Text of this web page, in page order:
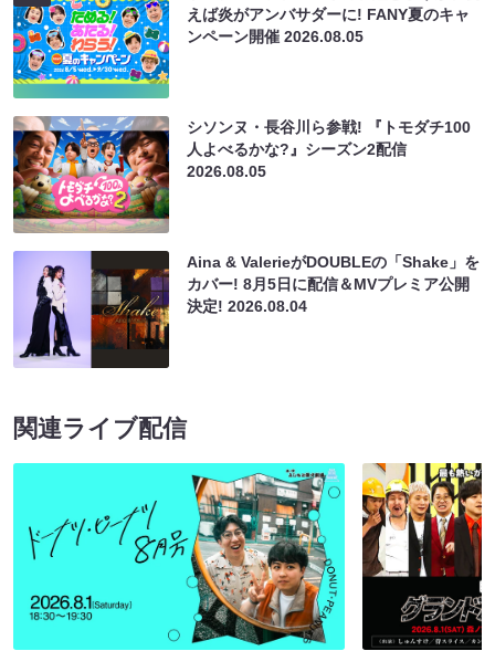
えば炎がアンバサダーに! FANY夏のキャ
ンペーン開催2026.08.05
シソンヌ・長谷川ら参戦! 『トモダチ100
人よべるかな?』シーズン2配信
2026.08.05
Aina & ValerieがDOUBLEの「Shake」を
カバー! 8月5日に配信＆MVプレミア公開
決定!2026.08.04
関連ライブ配信